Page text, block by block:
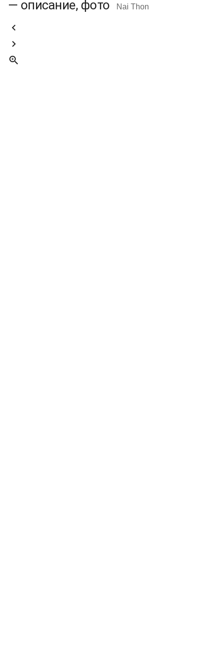
— описание, фото Nai Thon


